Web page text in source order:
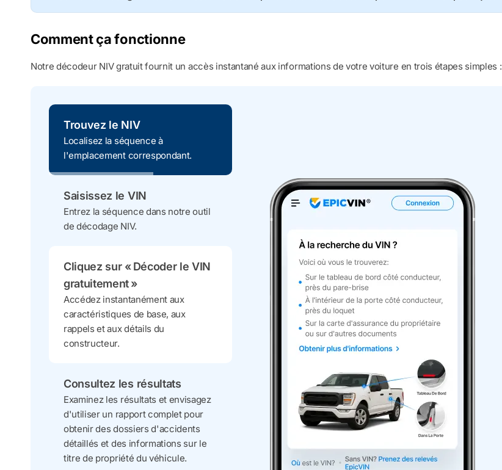
Comment ça fonctionne
Notre décodeur NIV gratuit fournit un accès instantané aux informations de votre voiture en trois étapes simples :
Trouvez le NIV
Localisez la séquence à
l'emplacement correspondant.
Saisissez le VIN
Entrez la séquence dans notre outil
de décodage NIV.
Cliquez sur « Décoder le VIN
gratuitement »
Accédez instantanément aux
caractéristiques de base, aux
rappels et aux détails du
constructeur.
Consultez les résultats
Examinez les résultats et envisagez
d'utiliser un rapport complet pour
obtenir des dossiers d'accidents
détaillés et des informations sur le
titre de propriété du véhicule.